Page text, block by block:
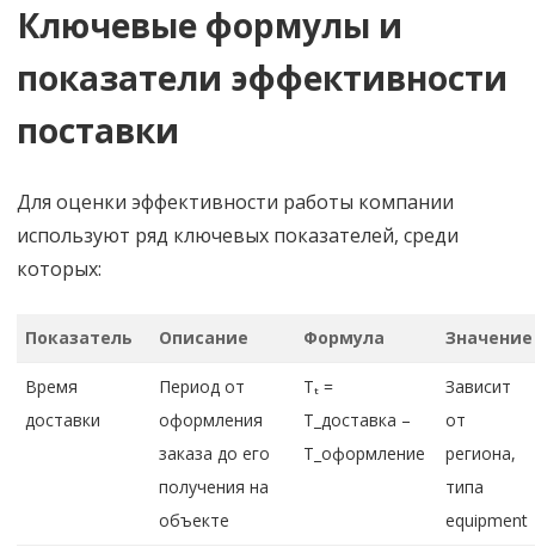
Ключевые формулы и
показатели эффективности
поставки
Для оценки эффективности работы компании
используют ряд ключевых показателей, среди
которых:
Показатель Описание Формула Значение
Время
доставки
Период от
оформления
заказа до его
получения на
объекте
Тₜ =
Т_доставка –
Т_оформление
Зависит
от
региона,
типа
equipment